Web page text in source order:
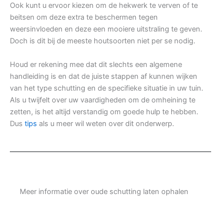
Ook kunt u ervoor kiezen om de hekwerk te verven of te
beitsen om deze extra te beschermen tegen
weersinvloeden en deze een mooiere uitstraling te geven.
Doch is dit bij de meeste houtsoorten niet per se nodig.
Houd er rekening mee dat dit slechts een algemene
handleiding is en dat de juiste stappen af kunnen wijken
van het type schutting en de specifieke situatie in uw tuin.
Als u twijfelt over uw vaardigheden om de omheining te
zetten, is het altijd verstandig om goede hulp te hebben.
Dus tips als u meer wil weten over dit onderwerp.
Meer informatie over oude schutting laten ophalen